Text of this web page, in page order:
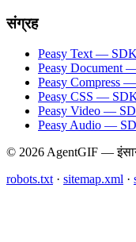
संग्रह
Peasy Text —
Peasy Document
Peasy Compress
Peasy CSS —
Peasy Video —
Peasy Audio —
© 2026 AgentGIF —
robots.txt · sitemap.xml ·